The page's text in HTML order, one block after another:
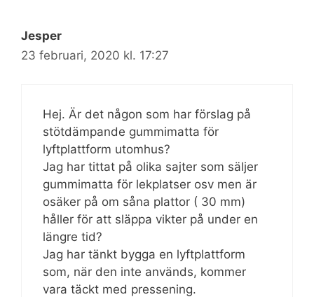
Jesper
23 februari, 2020 kl. 17:27
Hej. Är det någon som har förslag på
stötdämpande gummimatta för
lyftplattform utomhus?
Jag har tittat på olika sajter som säljer
gummimatta för lekplatser osv men är
osäker på om såna plattor ( 30 mm)
håller för att släppa vikter på under en
längre tid?
Jag har tänkt bygga en lyftplattform
som, när den inte används, kommer
vara täckt med pressening.